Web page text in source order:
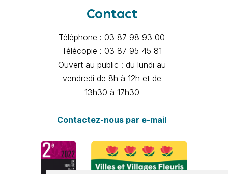
Contact
Téléphone : 03 87 98 93 00
Télécopie : 03 87 95 45 81
Ouvert au public : du lundi au
vendredi de 8h à 12h et de
13h30 à 17h30
Contactez-nous par e-mail